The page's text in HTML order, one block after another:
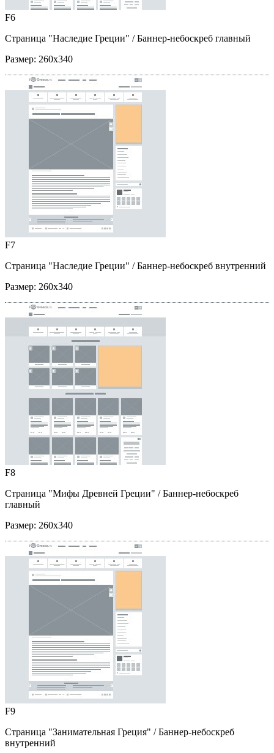
F6
Страница "Наследие Греции" / Баннер-небоскреб главный
Размер: 260x340
F7
Страница "Наследие Греции" / Баннер-небоскреб внутренний
Размер: 260x340
F8
Страница "Мифы Древней Греции" / Баннер-небоскреб
главный
Размер: 260x340
F9
Страница "Занимательная Греция" / Баннер-небоскреб
внутренний